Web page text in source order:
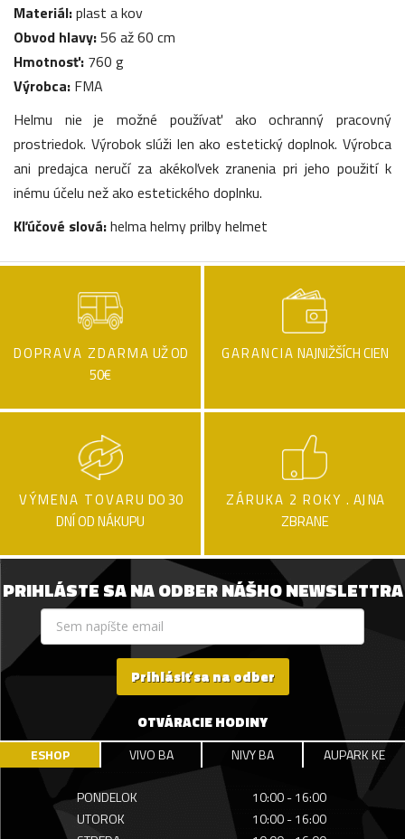
Materiál:plast a kov
Obvod hlavy:56 až 60 cm
Hmotnosť: 760 g
Výrobca: FMA
Helmu nie je možné používať ako ochranný pracovný
prostriedok. Výrobok slúži len ako estetický doplnok. Výrobca
ani predajca neručí za akékoľvek zranenia pri jeho použití k
inému účelu než ako estetického doplnku.
Kľúčové slová:helma helmy prilby helmet
DOPRAVA ZDARMA UŽ OD
50€
GARANCIA NAJNIŽŠÍCH CIEN
VÝMENA TOVARU DO 30
DNÍ OD NÁKUPU
ZÁRUKA 2 ROKY . AJ NA
ZBRANE
PRIHLÁSTE SA NA ODBER NÁŠHO NEWSLETTRA
Prihlásiť sa na odber
OTVÁRACIE HODINY
ESHOP VIVO BA NIVY BA AUPARK KE
PONDELOK
10:00 - 16:00
UTOROK
10:00 - 16:00